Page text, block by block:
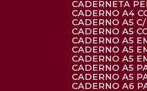
CADERNETA
CADERNO A4
CADERNO A5
CADERNO A5
CADERNO A5
CADERNO A5
CADERNO A5
CADERNO A5
CADERNO A5
CADERNO A6